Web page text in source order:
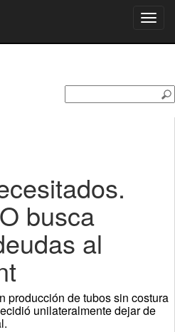
busca
al
producción de tubos sin costura
unilateralmente dejar de